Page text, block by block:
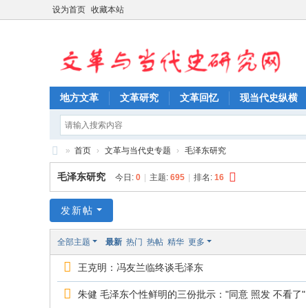
设为首页 收藏本站
地方文革 文革研究 文革回忆 现当代史纵横
文
革
当
» 首页 › 文革与当代史专题 › 毛泽东研究
毛泽东研究 今日: 0 主题: 695 排名: 16
发新帖
全部主题 最新 热门 热帖 精华 更多
王克明：冯友兰临终谈毛泽东
朱健 毛泽东个性鲜明的三份批示："同意 照发 不看了"